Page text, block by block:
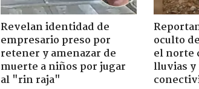
Revelan identidad de
empresario preso por
retener y amenazar de
muerte a niños por jugar
al "rin raja"
oculto
el norte
lluvias